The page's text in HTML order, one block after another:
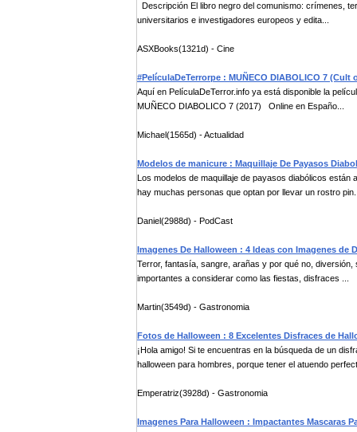
Descripción El libro negro del comunismo: crímenes,
universitarios e investigadores europeos y edita...
ASXBooks(1321d) - Cine
#PelículaDeTerrorpe : MUÑECO DIABOLICO 7 (Cult
Aquí en PelículaDeTerror.info ya está disponible la
MUÑECO DIABOLICO 7 (2017) Online en Españo...
Michael(1565d) - Actualidad
Modelos de manicure : Maquillaje De Payasos
Los modelos de maquillaje de payasos diabólicos
hay muchas personas que optan por llevar un rostro
Daniel(2988d) - PodCast
Imagenes De Halloween : 4 Ideas con Imagenes de
Terror, fantasía, sangre, arañas y por qué no,
importantes a considerar como las fiestas, disfraces ...
Martin(3549d) - Gastronomia
Fotos de Halloween : 8 Excelentes Disfraces de
¡Hola amigo! Si te encuentras en la búsqueda de un
halloween para hombres, porque tener el atuendo
Emperatriz(3928d) - Gastronomia
Imagenes Para Halloween : Impactantes Mascaras